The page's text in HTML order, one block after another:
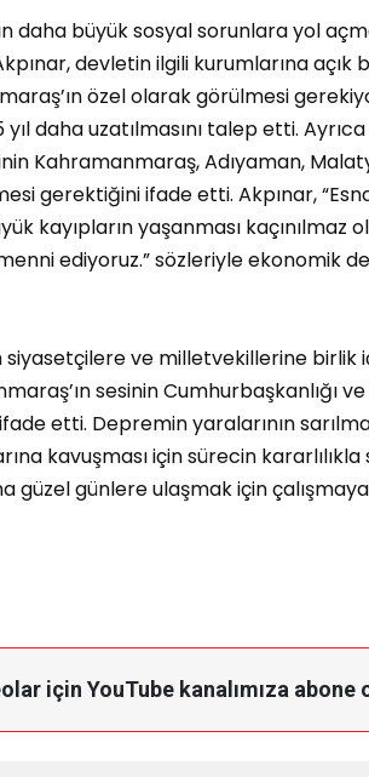
daha büyük sosyal sorunlara yol
devletin ilgili kurumlarına açık
özel olarak görülmesi
daha uzatılmasını talep etti.
Kahramanmaraş, Adıyaman,
gerektiğini ifade etti. Akpınar,
kayıpların yaşanması kaçınılmaz
ediyoruz.” sözleriyle ekonomik
siyasetçilere ve milletvekillerine birlik
sesinin Cumhurbaşkanlığı
etti. Depremin yaralarının
kavuşması için sürecin
güzel günlere ulaşmak için
için YouTube kanalımıza abone